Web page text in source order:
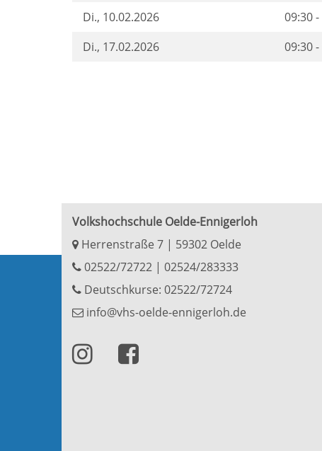
Di., 10.02.2026 09:30
Di., 17.02.2026 09:30
Volkshochschule Oelde-Ennigerloh
Herrenstraße 7 | 59302 Oelde
02522/72722 | 02524/283333
Deutschkurse: 02522/72724
info@vhs-oelde-ennigerloh.de